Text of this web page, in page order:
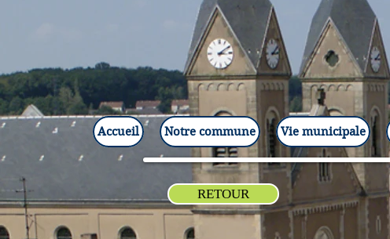
Accueil Notre commune Vie municipale
RETOUR